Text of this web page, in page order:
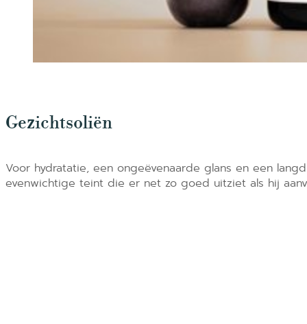
Gezichtsoliën
Voor hydratatie, een ongeëvenaarde glans en een
evenwichtige teint die er net zo goed uitziet als hij